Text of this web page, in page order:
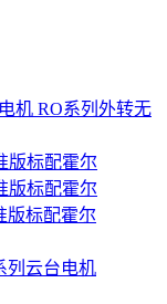
RO系列外转无
版标配霍尔
版标配霍尔
版标配霍尔
列云台电机